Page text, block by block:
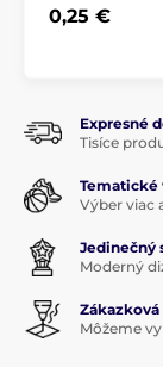
0,25 €
Expresné
Tisíce
Tematické
Výber viac
Jedinečný
Moderný
Zákazková
Môžeme